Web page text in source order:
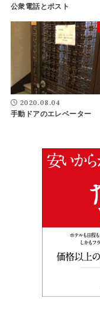
公衆電話とポスト
2020.08.04
手動ドアのエレベーター